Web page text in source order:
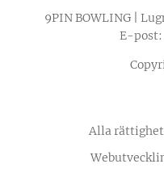
9PIN BOWLING |
E-
Alla